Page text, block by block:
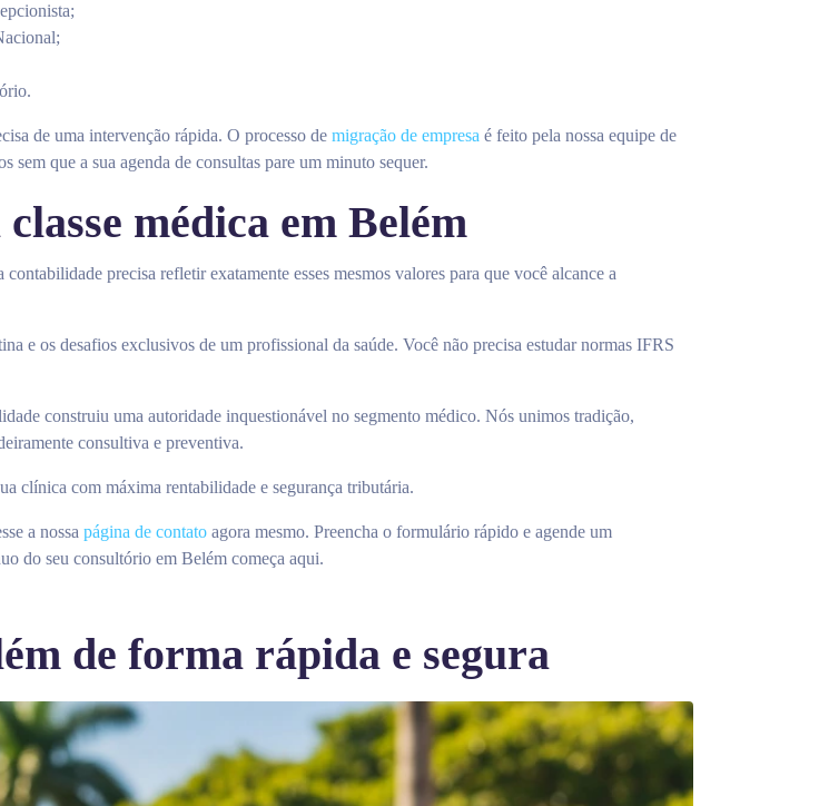
de uma intervenção rápida. O processo de migração de empresa é feito pela nossa equipe de
que a sua agenda de consultas pare um minuto sequer.
médica em Belém
precisa refletir exatamente esses mesmos valores para que você alcance a
e os desafios exclusivos de um profissional da saúde. Você não precisa estudar normas IFRS
construiu uma autoridade inquestionável no segmento médico. Nós unimos tradição,
consultiva e preventiva.
clínica com máxima rentabilidade e segurança tributária.
a nossa página de contato agora mesmo. Preencha o formulário rápido e agende um
do seu consultório em Belém começa aqui.
de forma rápida e segura